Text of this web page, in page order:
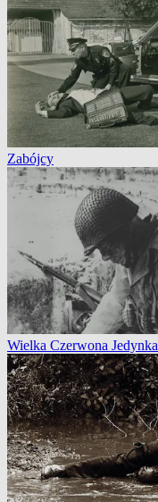
Zabójcy
Wielka Czerwona Jedynka